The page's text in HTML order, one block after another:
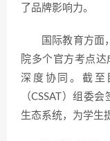
了品牌影响力。
国际教育方面
院多个官方考点
深度协同。截至
（CSSAT）组委
生态系统，为学生